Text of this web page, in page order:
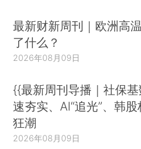
最新财新周刊｜欧洲高
了什么？
2026年08月09日
{{最新周刊导播｜社保基
速夯实、AI“追光”、韩
狂潮
2026年08月09日